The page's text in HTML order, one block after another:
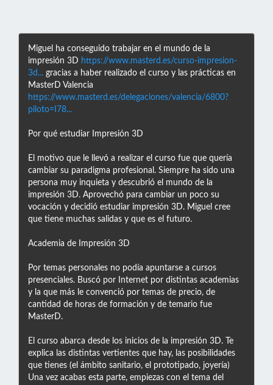
Miguel ha conseguido trabajar en el mundo de la
impresión 3D https://www.masterd.es/curso-impresion-
3d... gracias a haber realizado el curso y las prácticas en
MasterD Valencia
https://www.masterd.es/delegaciones/valencia/6800?
piloto=I78...
Por qué estudiar Impresión 3D
El motivo que le llevó a realizar el curso fue que quería
cambiar su paradigma profesional. Siempre ha sido una
persona muy inquieta y descubrió el mundo de la
impresión 3D. Aprovechó para cambiar un poco su
vocación y decidió estudiar impresión 3D. Miguel cree
que tiene muchas salidas y que es el futuro.
Academia de Impresión 3D
Por temas personales no podía apuntarse a cursos
presenciales. Buscó por Internet por distintas academias
y la que más le convenció por temas de precio, de
cantidad de horas de formación y de temario fue
MasterD.
El curso abarca desde los inicios de la impresión 3D. Te
explica las distintas vertientes que hay, las posibilidades
que tienes (el ámbito sanitario, el prototipado, joyería)
Una vez acabas esta parte, empiezas con el tema del